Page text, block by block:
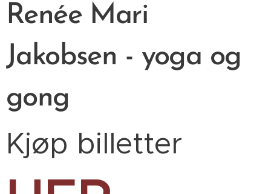
Renée Mari
Jakobsen - yoga og
gong
Kjøp billetter